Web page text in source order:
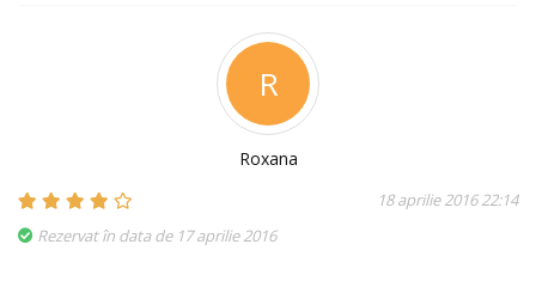
R
Roxana
18 aprilie 2016 22:14
Rezervat în data de 17 aprilie 2016